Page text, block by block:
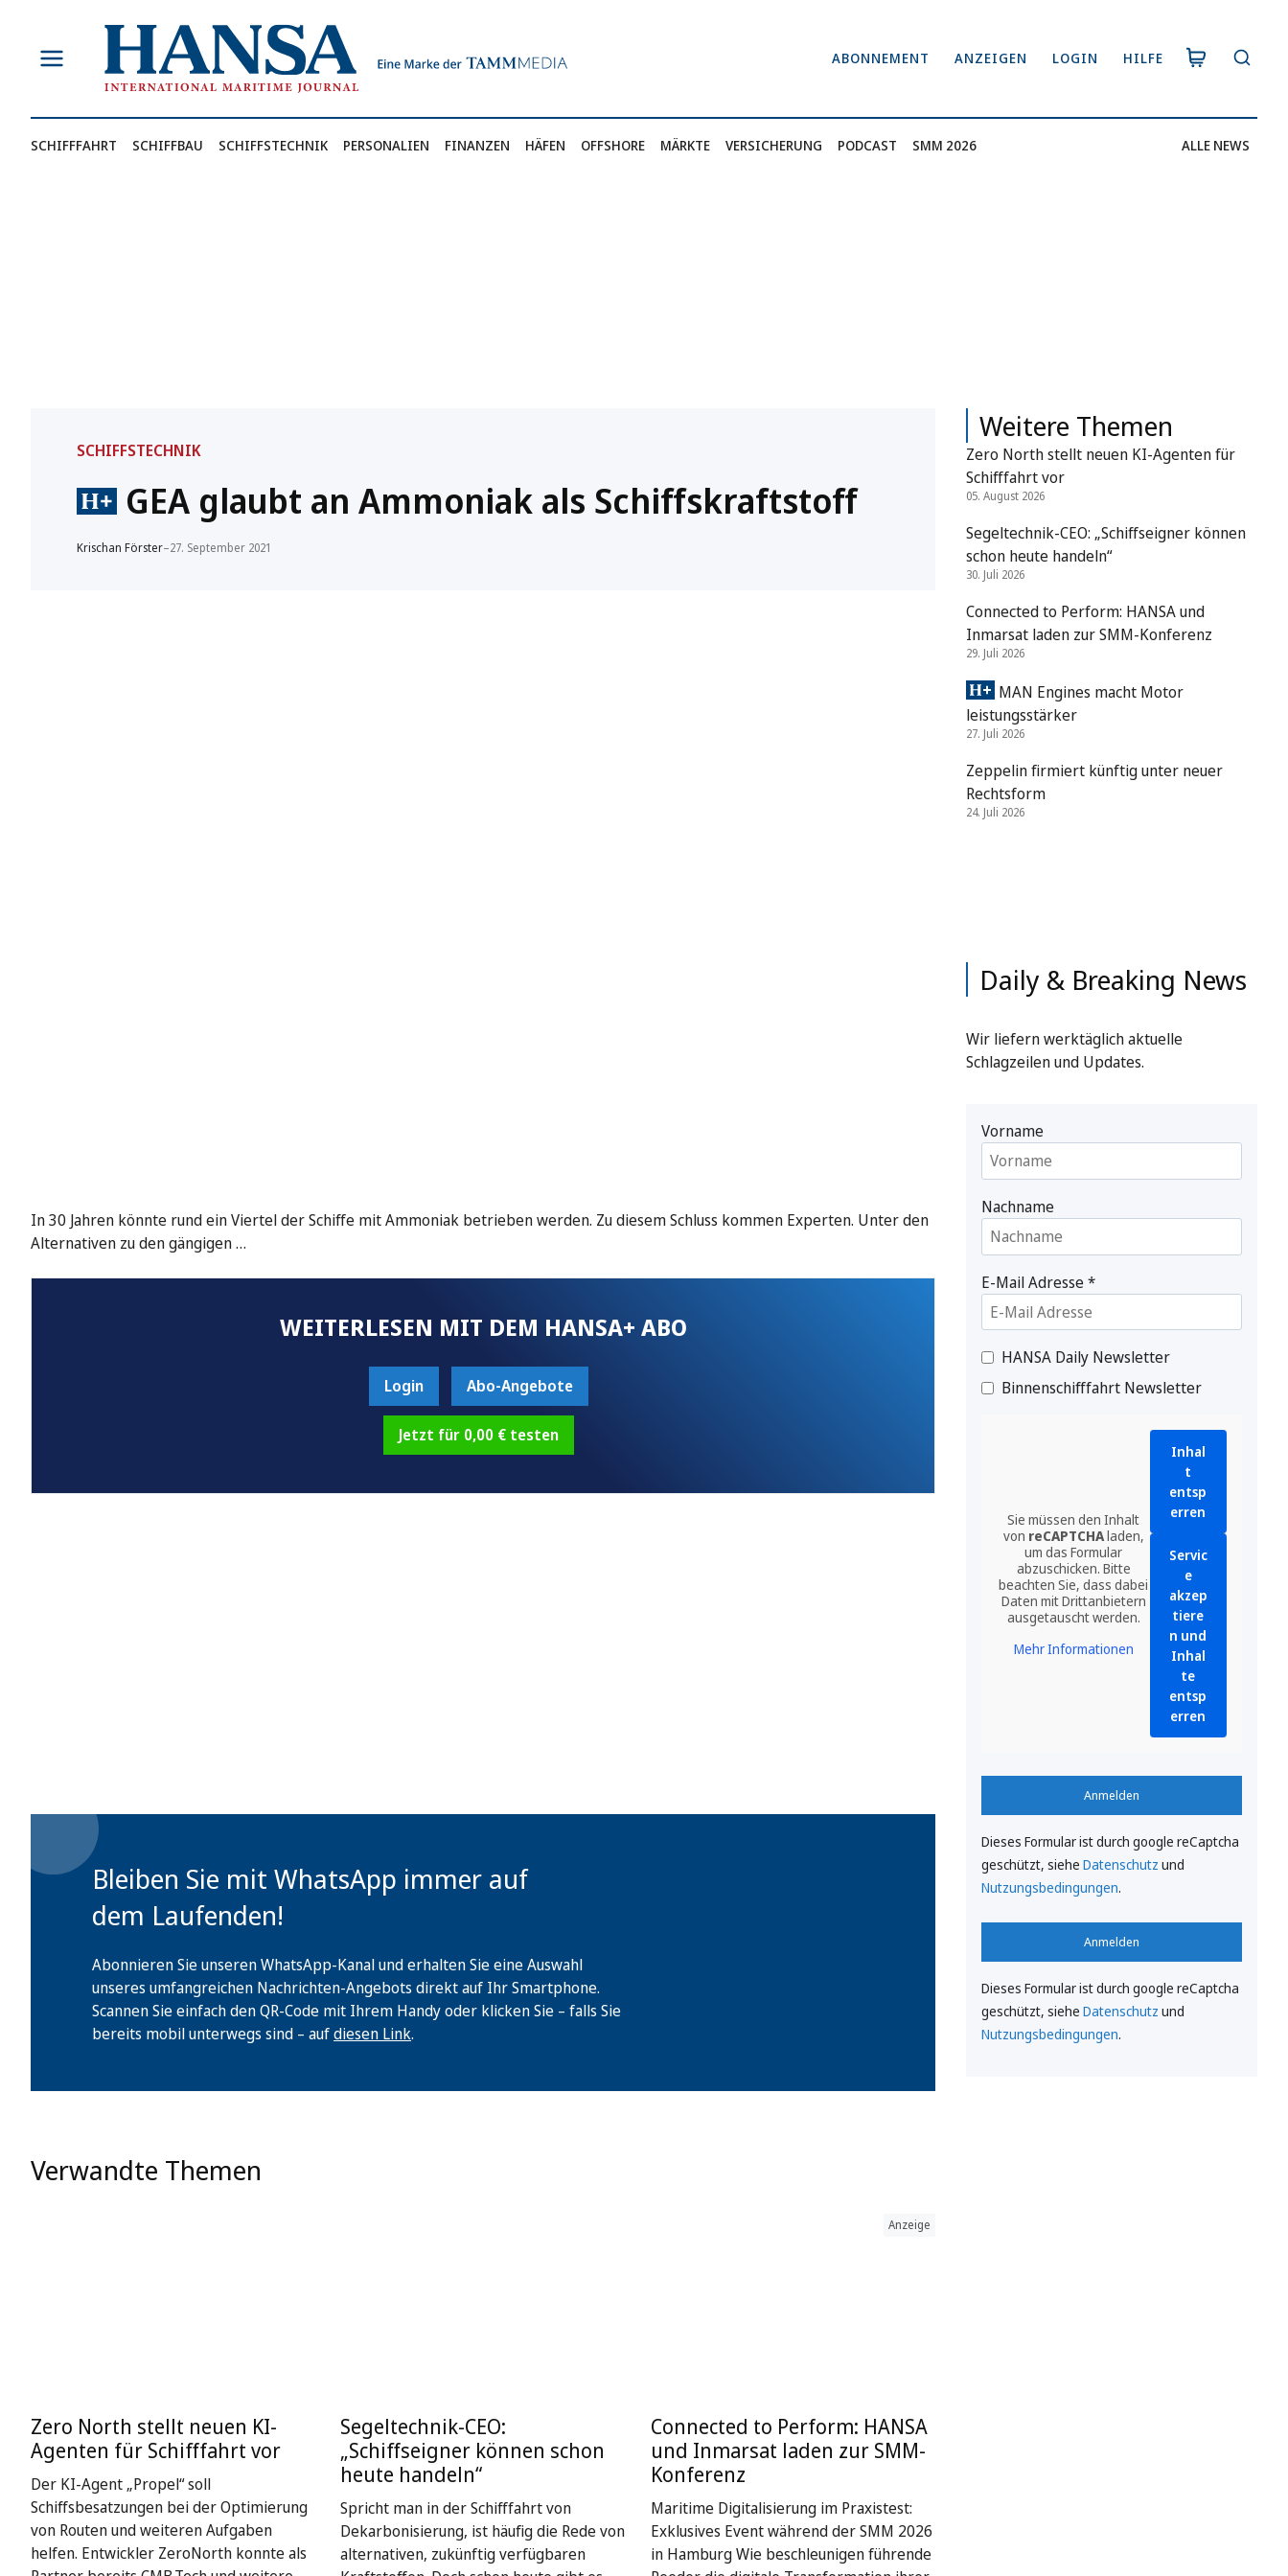
springen
ABONNEMENT ANZEIGEN LOGIN HILFE
SCHIFFFAHRT SCHIFFBAU SCHIFFSTECHNIK PERSONALIEN FINANZEN HÄFEN OFFSHORE MÄRKTE VERSICHERUNG PODCAST SMM 2026 ALLE NEWS
SCHIFFSTECHNIK
GEA glaubt an Ammoniak als Schiffskraftstoff
Krischan Förster–27. September 2021
In 30 Jahren könnte rund ein Viertel der Schiffe mit Ammoniak betrieben werden. Zu diesem Schluss kommen Experten. Unter den
Alternativen zu den gängigen …
WEITERLESEN MIT DEM HANSA+ ABO
Login Abo-Angebote
Jetzt für 0,00 € testen
Bleiben Sie mit WhatsApp immer auf
dem Laufenden!
Abonnieren Sie unseren WhatsApp-Kanal und erhalten Sie eine Auswahl
unseres umfangreichen Nachrichten-Angebots direkt auf Ihr Smartphone.
Scannen Sie einfach den QR-Code mit Ihrem Handy oder klicken Sie – falls Sie
bereits mobil unterwegs sind – aufdiesen Link.
Verwandte Themen
Zero North stellt neuen KI-
Agenten für Schifffahrt vor
Der KI-Agent „Propel“ soll
Schiffsbesatzungen bei der Optimierung
von Routen und weiteren Aufgaben
helfen. Entwickler ZeroNorth konnte als
Segeltechnik-CEO:
„Schiffseigner können schon
heute handeln“
Spricht man in der Schifffahrt von
Dekarbonisierung, ist häufig die Rede von
alternativen, zukünftig verfügbaren
Anzeige
Connected to Perform: HANSA
und Inmarsat laden zur SMM-
Konferenz
Maritime Digitalisierung im Praxistest:
Exklusives Event während der SMM 2026
in Hamburg Wie beschleunigen führende
Weitere Themen
Zero North stellt neuen KI-Agenten für
Schifffahrt vor
05. August 2026
Segeltechnik-CEO: „Schiffseigner können
schon heute handeln“
30. Juli 2026
Connected to Perform: HANSA und
Inmarsat laden zur SMM-Konferenz
29. Juli 2026
MAN Engines macht Motor
leistungsstärker
27. Juli 2026
Zeppelin firmiert künftig unter neuer
Rechtsform
24. Juli 2026
Daily & Breaking News
Wir liefern werktäglich aktuelle
Schlagzeilen und Updates.
Vorname
Nachname
E-Mail Adresse*
HANSA Daily Newsletter
Binnenschifffahrt Newsletter
Sie müssen den Inhalt
von reCAPTCHAladen,
um das Formular
abzuschicken. Bitte
beachten Sie, dass dabei
Daten mit Drittanbietern
ausgetauscht werden.
Mehr Informationen
Inhal
t
entsp
erren
Servic
e
akzep
tiere
n und
Inhal
te
entsp
erren
Anmelden
Dieses Formular ist durch google reCaptcha
geschützt, siehe Datenschutz und
Nutzungsbedingungen.
Anmelden
Dieses Formular ist durch google reCaptcha
geschützt, siehe Datenschutz und
Nutzungsbedingungen.